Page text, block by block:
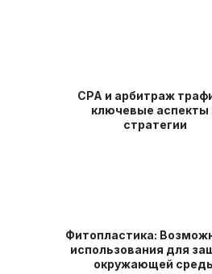
СРА и арбитраж
ключевые аспекты
стратегии
Фитопластика:
использования для
окружающей